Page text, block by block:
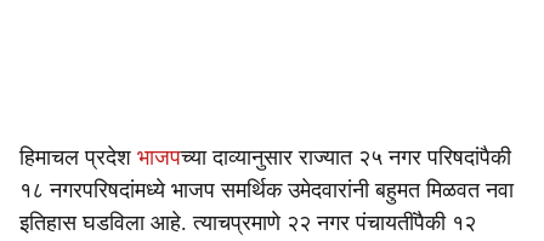
हिमाचल प्रदेश भाजपच्या दाव्यानुसार राज्यात २५ नगर परिषदांपैकी
१८ नगरपरिषदांमध्ये भाजप समर्थिक उमेदवारांनी बहुमत मिळवत नवा
इतिहास घडविला आहे. त्याचप्रमाणे २२ नगर पंचायतींपैकी १२